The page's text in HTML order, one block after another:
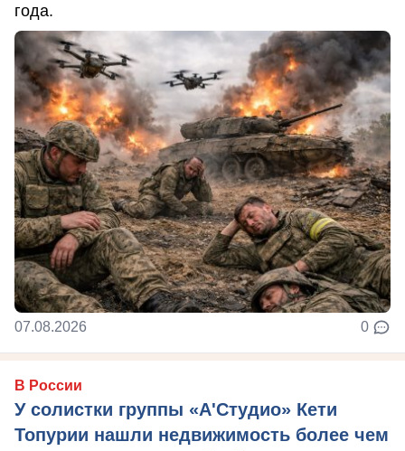
года.
07.08.2026 0
В России
У солистки группы «А'Студио» Кети
Топурии нашли недвижимость более чем